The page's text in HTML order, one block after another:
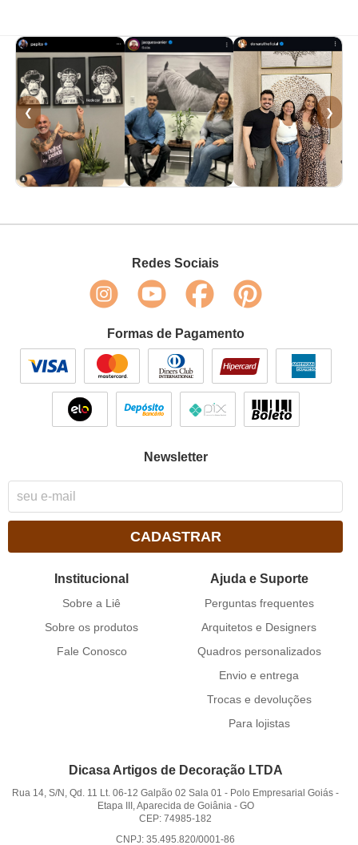
❮ ❯
Redes Sociais
Formas de Pagamento
Newsletter
CADASTRAR
Institucional
Sobre a Liê
Sobre os produtos
Fale Conosco
Ajuda e Suporte
Perguntas frequentes
Arquitetos e Designers
Quadros personalizados
Envio e entrega
Trocas e devoluções
Para lojistas
Dicasa Artigos de Decoração LTDA
Rua 14, S/N, Qd. 11 Lt. 06-12 Galpão 02 Sala 01 - Polo Empresarial Goiás -
Etapa III, Aparecida de Goiânia- GO
CEP: 74985-182
CNPJ: 35.495.820/0001-86